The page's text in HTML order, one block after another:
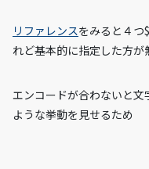
リファレンスをみると４
れど基本的に指定した方が
エンコードが合わないと
ような挙動を見せるため